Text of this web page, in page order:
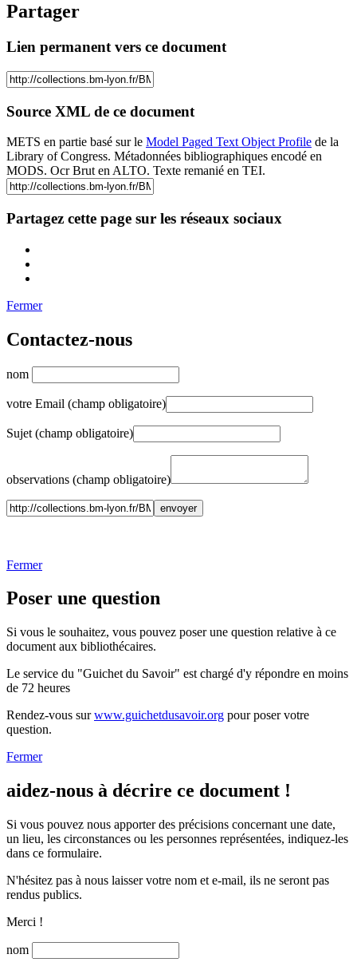
Partager
Lien permanent vers ce document
Source XML de ce document
METS en partie basé sur le Model Paged Text Object Profile de la
Library of Congress. Métadonnées bibliographiques encodé en
MODS. Ocr Brut en ALTO. Texte remanié en TEI.
Partagez cette page sur les réseaux sociaux
Fermer
Contactez-nous
nom
votre Email (champ obligatoire)
Sujet (champ obligatoire)
observations (champ obligatoire)
Fermer
Poser une question
Si vous le souhaitez, vous pouvez poser une question relative à ce
document aux bibliothécaires.
Le service du "Guichet du Savoir" est chargé d'y répondre en moins
de 72 heures
Rendez-vous surwww.guichetdusavoir.org pour poser votre
question.
Fermer
aidez-nous à décrire ce document !
Si vous pouvez nous apporter des précisions concernant une date,
un lieu, les circonstances ou les personnes représentées, indiquez-les
dans ce formulaire.
N'hésitez pas à nous laisser votre nom et e-mail, ils ne seront pas
rendus publics.
Merci !
nom